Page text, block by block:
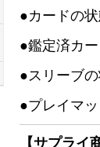
●カードの
●鑑定済カ
●スリーブ
●プレイマ
【サプライ